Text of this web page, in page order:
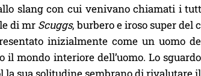
slang con cui venivano chiamati i
di mr Scuggs, burbero e iroso super del
inizialmente come un uomo
mondo interiore dell’uomo. Lo
la sua solitudine sembrano di rivalutare